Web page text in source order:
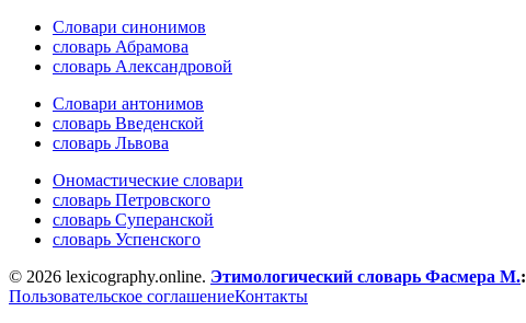
Словари синонимов
словарь Абрамова
словарь Александровой
Словари антонимов
словарь Введенской
словарь Львова
Ономастические словари
словарь Петровского
словарь Суперанской
словарь Успенского
© 2026 lexicography.online. Этимологический словарь Фасмера М.:
Пользовательское соглашениеКонтакты